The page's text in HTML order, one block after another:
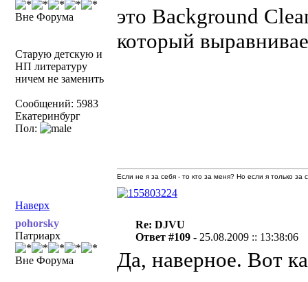
Вне Форума
Старую детскую и
НП литературу
ничем не заменить
Сообщений: 5983
Екатеринбург
Пол:
это Background
который
Наверх
Если не я за себя - то кто за меня? Но если я только
pohorsky
Патриарх
Вне Форума
Re: DJVU
Ответ #109 - 25.08.2009 :: 13:38:06
Да, наверное. Вот